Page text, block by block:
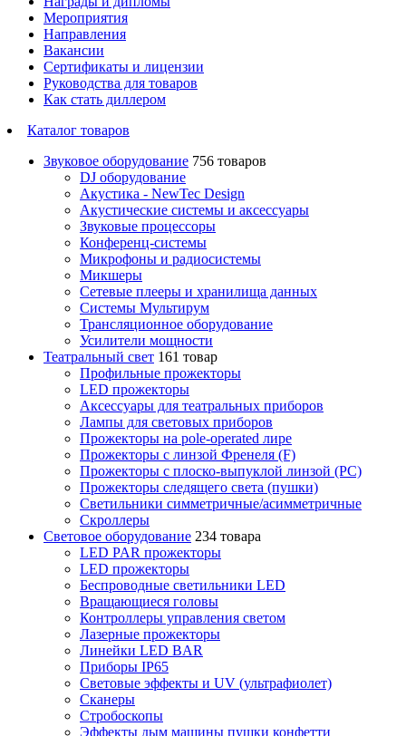
Мероприятия
Направления
Вакансии
Сертификаты и лицензии
Руководства для товаров
Как стать диллером
Каталог товаров
Звуковое оборудование 756 товаров
DJ оборудование
Акустика - NewTec Design
Акустические системы и аксессуары
Звуковые процессоры
Конференц-системы
Микрофоны и радиосистемы
Микшеры
Сетевые плееры и хранилища данных
Системы Мультирум
Трансляционное оборудование
Усилители мощности
Театральный свет 161 товар
Профильные прожекторы
LED прожекторы
Аксессуары для театральных приборов
Лампы для световых приборов
Прожекторы на pole-operated лире
Прожекторы с линзой Френеля (F)
Прожекторы с плоско-выпуклой линзой (PC)
Прожекторы следящего света (пушки)
Светильники симметричные/асимметричные
Скроллеры
Световое оборудование 234 товара
LED PAR прожекторы
LED прожекторы
Беспроводные светильники LED
Вращающиеся головы
Контроллеры управления светом
Лазерные прожекторы
Линейки LED BAR
Приборы IP65
Световые эффекты и UV (ультрафиолет)
Сканеры
Стробоскопы
Эффекты дым машины пушки конфетти